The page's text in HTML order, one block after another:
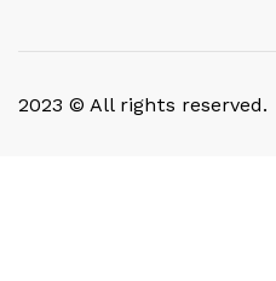
2023 © All rights reserved.